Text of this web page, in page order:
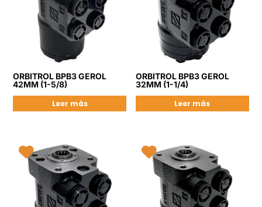
ORBITROL BPB3 GEROL
42MM (1-5/8)
Leer más
ORBITROL BPB3 GEROL
32MM (1-1/4)
Leer más